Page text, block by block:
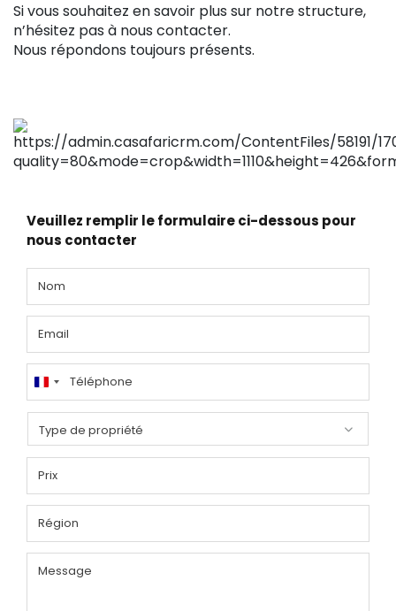
Si vous souhaitez en savoir plus sur notre structure,
n’hésitez pas à nous contacter.
Nous répondons toujours présents.
Veuillez remplir le formulaire ci-dessous pour
nous contacter
France
+33
Type de propriété